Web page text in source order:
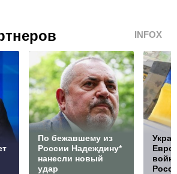
INFOX
По бежавшему из
России Надеждину*
нанесли новый
удар